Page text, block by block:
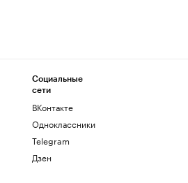
Социальные
сети
ВКонтакте
Одноклассники
Telegram
Дзен